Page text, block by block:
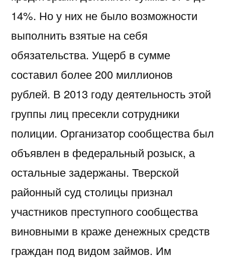
14%. Но у них не было возможности
выполнить взятые на себя
обязательства. Ущерб в сумме
составил более 200 миллионов
рублей. В 2013 году деятельность этой
группы лиц пресекли сотрудники
полиции. Организатор сообщества был
объявлен в федеральный розыск, а
остальные задержаны. Тверской
районный суд столицы признал
участников преступного сообщества
виновными в краже денежных средств
граждан под видом займов. Им